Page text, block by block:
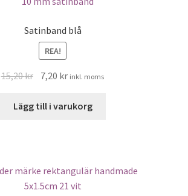
Satinband blå
REA!
15,20kr Det
priset
7,20 krDet
priset
inkl. moms
Lägg till i varukorg